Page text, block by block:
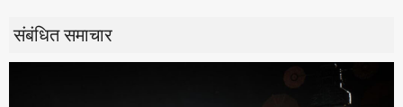
संबंधित समाचार